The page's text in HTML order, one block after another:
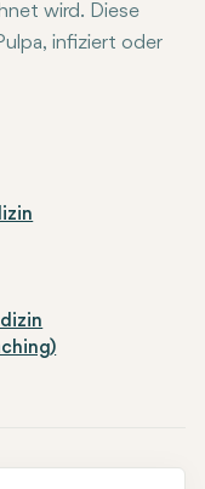
wird. Diese
infiziert oder
Infektionen
eine erneute
vom Zahnarzt